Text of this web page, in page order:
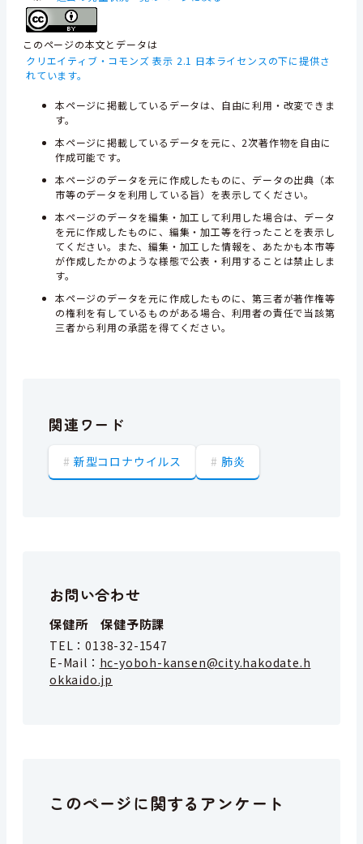
このページの本文とデータは
クリエイティブ・コモンズ 表示 2.1 日本ライセンスの下に提供さ
れています。
本ページに掲載しているデータは、自由に利用・改変できま
す。
本ページに掲載しているデータを元に、2次著作物を自由に
作成可能です。
本ページのデータを元に作成したものに、データの出典（本
市等のデータを利用している旨）を表示してください。
本ページのデータを編集・加工して利用した場合は、データ
を元に作成したものに、編集・加工等を行ったことを表示し
てください。また、編集・加工した情報を、あたかも本市等
が作成したかのような様態で公表・利用することは禁止しま
す。
本ページのデータを元に作成したものに、第三者が著作権等
の権利を有しているものがある場合、利用者の責任で当該第
三者から利用の承諾を得てください。
関連ワード
新型コロナウイルス 肺炎
お問い合わせ
保健所 保健予防課
TEL：0138-32-1547
E-Mail： hc-yoboh-kansen@city.hakodate.h
okkaido.jp
このページに関するアンケート